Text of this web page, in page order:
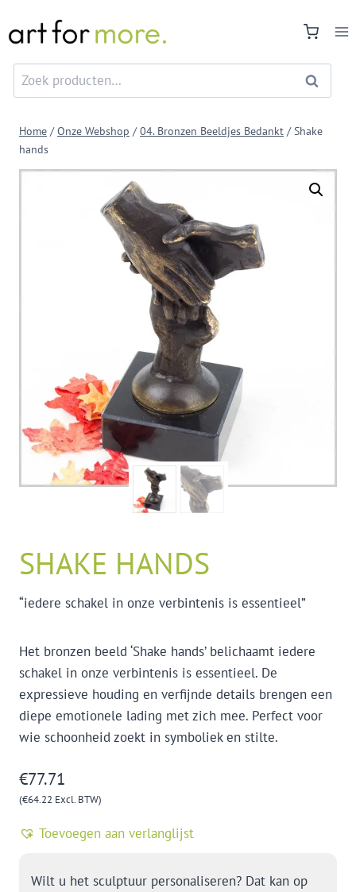
naar
Zoeken
naar:
Zoeken
Home / Onze Webshop / 04. Bronzen Beeldjes Bedankt / Shake
hands
SHAKE HANDS
“iedere schakel in onze verbintenis is essentieel”
Het bronzen beeld ‘Shake hands’ belichaamt iedere
schakel in onze verbintenis is essentieel. De
expressieve houding en verfijnde details brengen een
diepe emotionele lading met zich mee. Perfect voor
wie schoonheid zoekt in symboliek en stilte.
€77.71
(€64.22 Excl. BTW)
Toevoegen aan verlanglijst
Wilt u het sculptuur personaliseren? Dat kan op